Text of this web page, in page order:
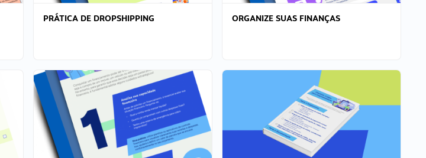
PRÁTICA DE DROPSHIPPING ORGANIZE SUAS FINANÇAS